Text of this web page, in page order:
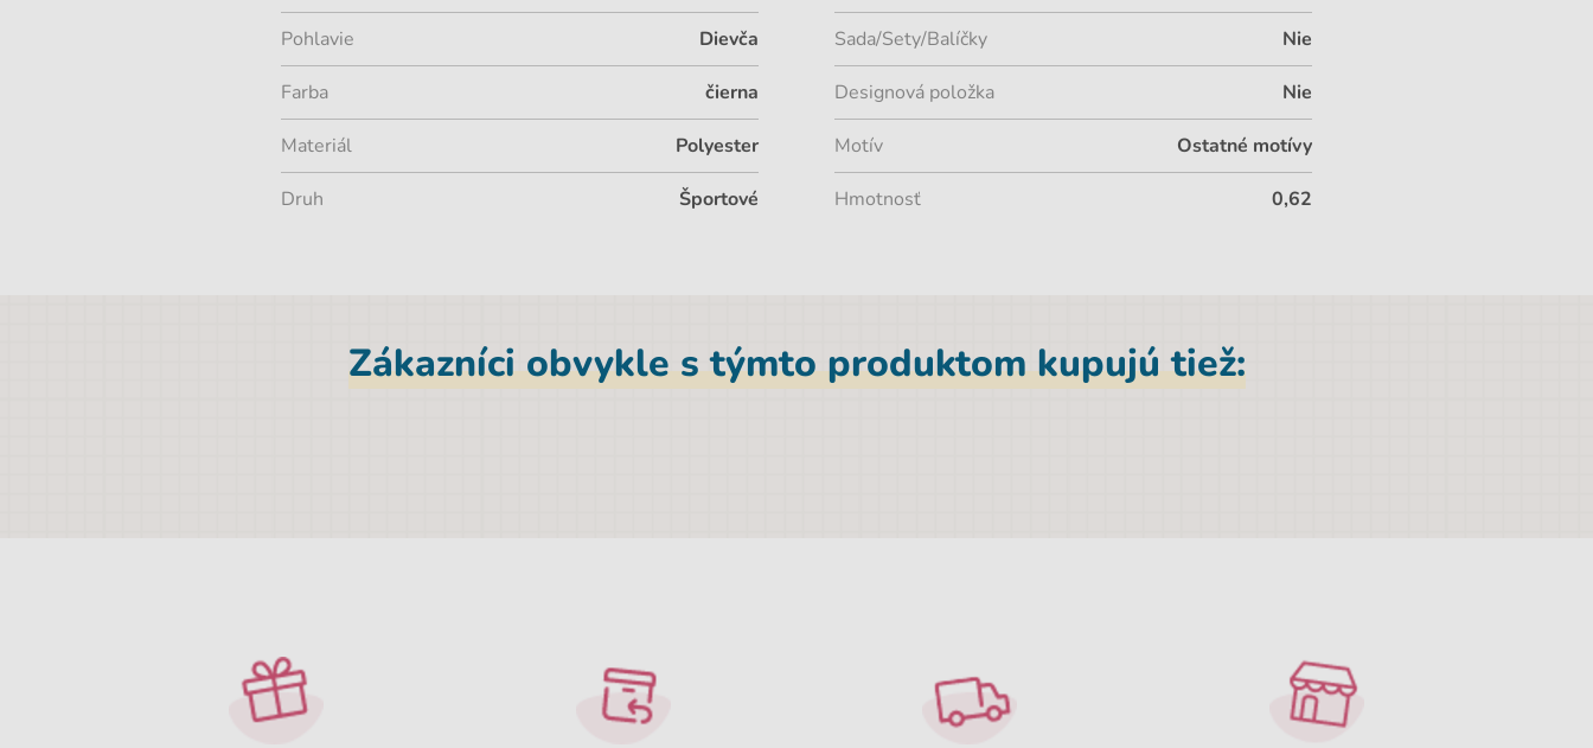
Pohlavie Dievča
Farba čierna
Materiál Polyester
Druh Športové
Sada/Sety/Balíčky Nie
Designová položka Nie
Motív Ostatné motívy
Hmotnosť 0,62
Zákazníci obvykle s týmto produktom kupujú tiež: